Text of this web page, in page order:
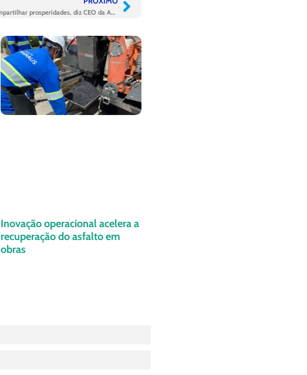
Investir em saneamento é compartilhar prosperidades, diz CEO da Aegea em evento da FGV
Inovação operacional acelera a
recuperação do asfalto em
obras